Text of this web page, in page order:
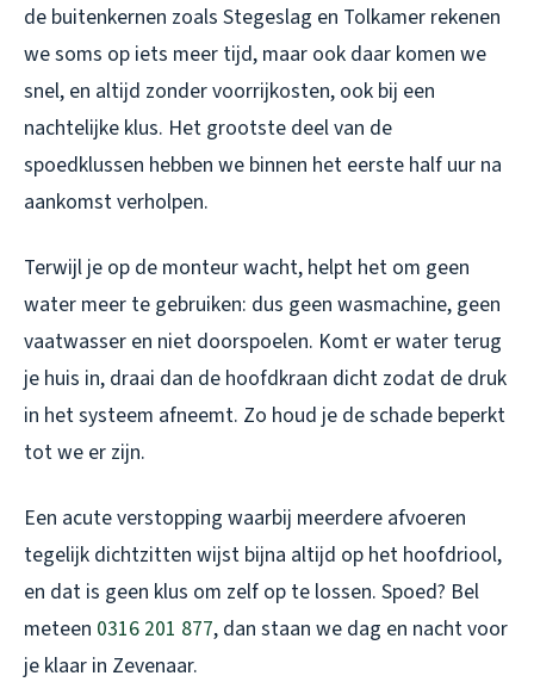
de buitenkernen zoals Stegeslag en Tolkamer rekenen
we soms op iets meer tijd, maar ook daar komen we
snel, en altijd zonder voorrijkosten, ook bij een
nachtelijke klus. Het grootste deel van de
spoedklussen hebben we binnen het eerste half uur na
aankomst verholpen.
Terwijl je op de monteur wacht, helpt het om geen
water meer te gebruiken: dus geen wasmachine, geen
vaatwasser en niet doorspoelen. Komt er water terug
je huis in, draai dan de hoofdkraan dicht zodat de druk
in het systeem afneemt. Zo houd je de schade beperkt
tot we er zijn.
Een acute verstopping waarbij meerdere afvoeren
tegelijk dichtzitten wijst bijna altijd op het hoofdriool,
en dat is geen klus om zelf op te lossen. Spoed? Bel
meteen 0316 201 877, dan staan we dag en nacht voor
je klaar in Zevenaar.